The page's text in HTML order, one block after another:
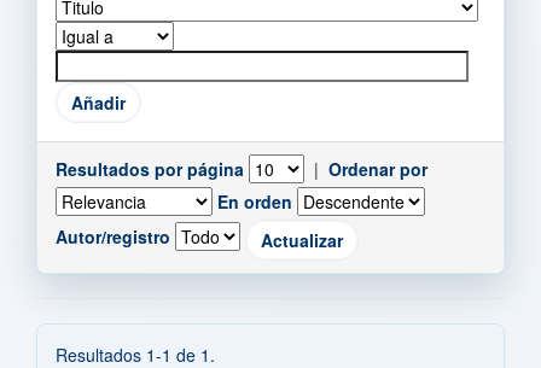
Resultados por página | Ordenar por
En orden
Autor/registro
Resultados 1-1 de 1.